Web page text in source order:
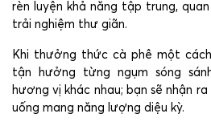
rèn luyện khả năng tập trung,
trải nghiệm thư giãn.
Khi thưởng thức cà phê một
tận hưởng từng ngụm sóng
hương vị khác nhau; bạn sẽ nhận
uống mang năng lượng diệu kỳ.